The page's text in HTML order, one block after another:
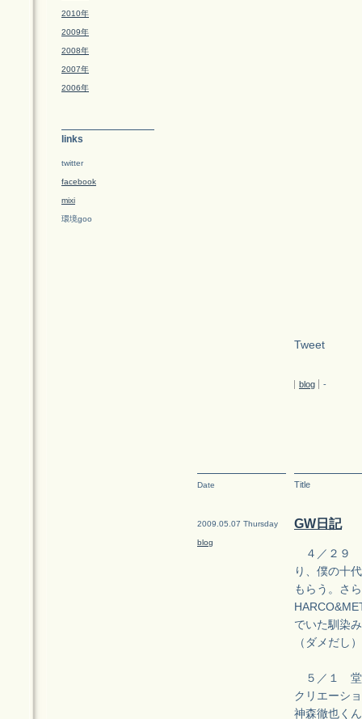
Tweet
blog -
Date Title
2009.05.07 Thursday
blog
GW日記
４／２９
り、僕の十
もらう。さ
でいた馴染
（ダメだし
５／１ 堂
クリエーシ
神森徹也く
2010年
2009年
2008年
2007年
2006年
links
twitter
facebook
mixi
環境goo